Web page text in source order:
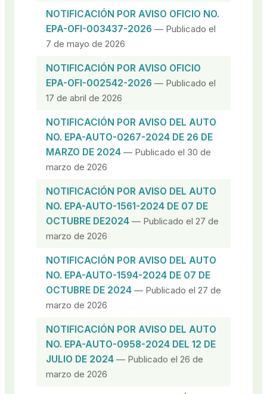
NOTIFICACIÓN POR AVISO OFICIO NO.
EPA-OFI-003437-2026 — Publicado el
7 de mayo de 2026
NOTIFICACIÓN POR AVISO OFICIO
EPA-OFI-002542-2026 — Publicado el
17 de abril de 2026
NOTIFICACIÓN POR AVISO DEL AUTO
NO. EPA-AUTO-0267-2024 DE 26 DE
MARZO DE 2024 — Publicado el 30 de
marzo de 2026
NOTIFICACIÓN POR AVISO DEL AUTO
NO. EPA-AUTO-1561-2024 DE 07 DE
OCTUBRE DE2024 — Publicado el 27 de
marzo de 2026
NOTIFICACIÓN POR AVISO DEL AUTO
NO. EPA-AUTO-1594-2024 DE 07 DE
OCTUBRE DE 2024 — Publicado el 27 de
marzo de 2026
NOTIFICACIÓN POR AVISO DEL AUTO
NO. EPA-AUTO-0958-2024 DEL 12 DE
JULIO DE 2024 — Publicado el 26 de
marzo de 2026